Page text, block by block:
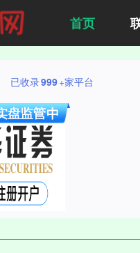
首页
已收录999+家平台